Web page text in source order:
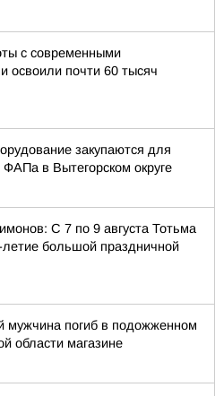
с современными
освоили почти 60 тысяч
закупаются для
ФАПа в Вытегорском округе
С 7 по 9 августа Тотьма
летие большой праздничной
мужчина погиб в подожженном
области магазине